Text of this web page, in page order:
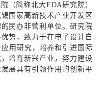
（简称北大EDA研究院）
国家高新技术产业开发区
民办非营利单位。研究院
势，致力于在电子设计自
用研究，培养和引进国际
培育新兴产业，努力建设
展具有引领作用的创新平